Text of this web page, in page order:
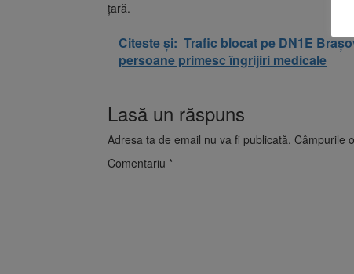
ţară.
Citeste și: Trafic blocat pe DN1E
persoane primesc îngrijiri medicale
Lasă un răspuns
Adresa ta de email nu va fi publicată. Câmpurile
Comentariu *